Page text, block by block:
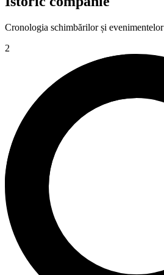
Cronologia schimbărilor și evenimentelor
2